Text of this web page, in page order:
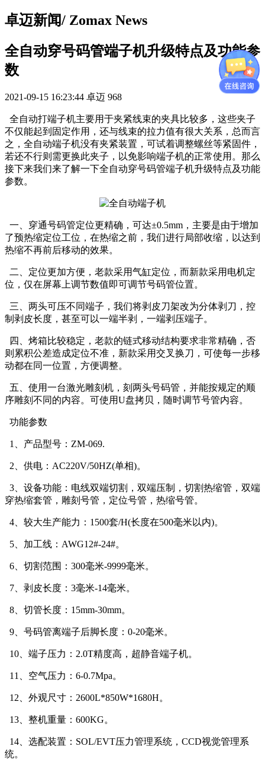
卓迈新闻/ Zomax News
全自动穿号码管端子机升级特点及功能参
数
2021-09-15 16:23:44 卓迈 968
全自动打端子机主要用于夹紧线束的夹具比较多，这些夹子
不仅能起到固定作用，还与线束的拉力值有很大关系，总而言
之，全自动端子机没有夹紧装置，可试着调整螺丝等紧固件，
若还不行则需更换此夹子，以免影响端子机的正常使用。那么
接下来我们来了解一下全自动穿号码管端子机升级特点及功能
参数。
一、穿通号码管定位更精确，可达±0.5mm，主要是由于增加
了预热缩定位工位，在热缩之前，我们进行局部收缩，以达到
热缩不再前后移动的效果。
二、定位更加方便，老款采用气缸定位，而新款采用电机定
位，仅在屏幕上调节数值即可调节号码管位置。
三、两头可压不同端子，我们将剥皮刀架改为分体剥刀，控
制剥皮长度，甚至可以一端半剥，一端剥压端子。
四、烤箱比较稳定，老款的链式移动结构要求非常精确，否
则累积公差造成定位不准，新款采用交叉换刀，可使每一步移
动都在同一位置，方便调整。
五、使用一台激光雕刻机，刻两头号码管，并能按规定的顺
序雕刻不同的内容。可使用U盘拷贝，随时调节号管内容。
功能参数
1、产品型号：ZM-069.
2、供电：AC220V/50HZ(单相)。
3、设备功能：电线双端切割，双端压制，切割热缩管，双端
穿热缩套管，雕刻号管，定位号管，热缩号管。
4、较大生产能力：1500套/H(长度在500毫米以内)。
5、加工线：AWG12#-24#。
6、切割范围：300毫米-9999毫米。
7、剥皮长度：3毫米-14毫米。
8、切管长度：15mm-30mm。
9、号码管离端子后脚长度：0-20毫米。
10、端子压力：2.0T精度高，超静音端子机。
11、空气压力：6-0.7Mpa。
12、外观尺寸：2600L*850W*1680H。
13、整机重量：600KG。
14、选配装置：SOL/EVT压力管理系统，CCD视觉管理系
统。